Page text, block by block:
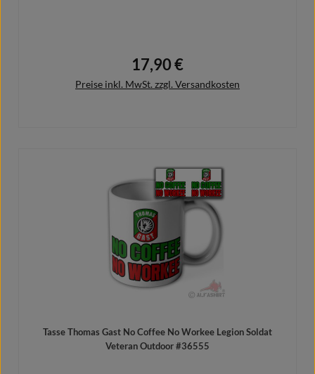
Regulärer Preis:
17,90 €
Preise inkl. MwSt. zzgl. Versandkosten
In den Warenkorb
Tasse Thomas Gast No Coffee No Workee Legion Soldat
Veteran Outdoor #36555